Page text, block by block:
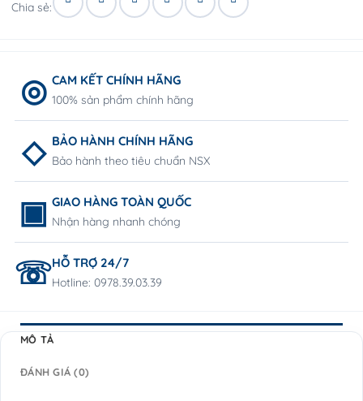
Chia sẻ:
CAM KẾT CHÍNH HÃNG
100% sản phẩm chính hãng
BẢO HÀNH CHÍNH HÃNG
Bảo hành theo tiêu chuẩn NSX
GIAO HÀNG TOÀN QUỐC
Nhận hàng nhanh chóng
HỖ TRỢ 24/7
Hotline: 0978.39.03.39
MÔ TẢ
ĐÁNH GIÁ (0)